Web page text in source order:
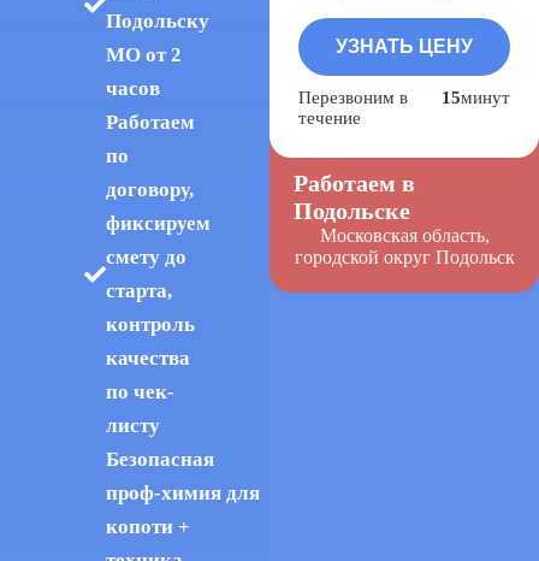
Подольску
МО от 2
часов
Работаем
по
договору,
фиксируем
смету до
старта,
контроль
качества
по чек-
листу
Безопасная
проф-химия для
копоти +
Перезвоним в
течение
15минут
Работаем в
Подольске
Московская область,
городской округ Подольск